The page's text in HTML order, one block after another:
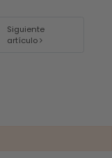
Siguiente
artículo